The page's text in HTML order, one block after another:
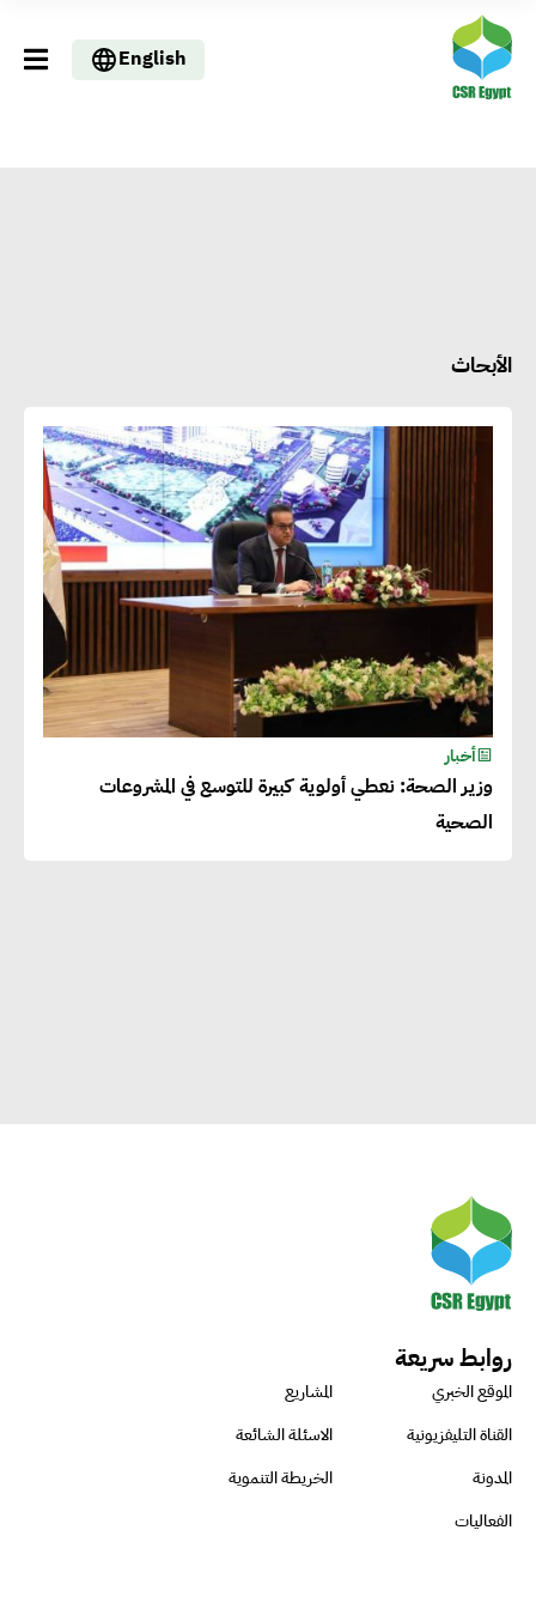
English
الأبحاث
أخبار
وزير الصحة: نعطي أولوية كبيرة للتوسع في المشروعات
الصحية
روابط سريعة
الموقع الخبري
المشاريع
القناة التليفزيونية
الاسئلة الشائعة
المدونة
الخريطة التنموية
الفعاليات